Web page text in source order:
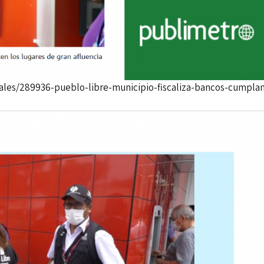
289936-pueblo-libre-municipio-fiscaliza-bancos-